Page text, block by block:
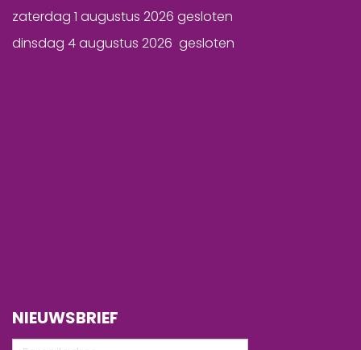
zaterdag 1 augustus 2026 gesloten
dinsdag 4 augustus 2026 gesloten
NIEUWSBRIEF